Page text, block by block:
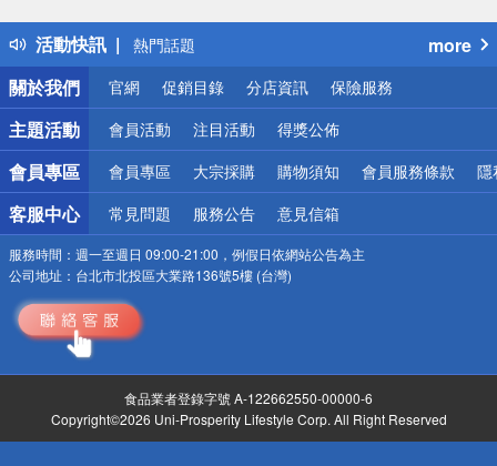
活動快訊
得獎公告
熱門話題
銀行優惠
偏遠地區配送
詐騙網頁！請小心！
more
關於我們
官網 促銷目錄 分店資訊 保險服務
主題活動 會員活動 注目活動 得獎公佈
會員專區 會員專區 大宗採購 購物須知 會員服務條款 隱
客服中心 常見問題 服務公告 意見信箱
服務時間： 週一至週日 09:00-21:00，例假日依網站公告為主
公司地址： 台北市北投區大業路136號5樓 (台灣)
食品業者登錄字號 A-122662550-00000-6
Copyright©2026 Uni-Prosperity Lifestyle Corp. All Right Reserved